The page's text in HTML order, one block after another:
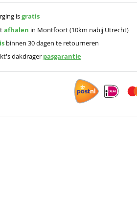
isgratis
afhalen in Montfoort (10km nabij Utrecht)
binnen 30 dagen te retourneren
dakdrager pasgarantie